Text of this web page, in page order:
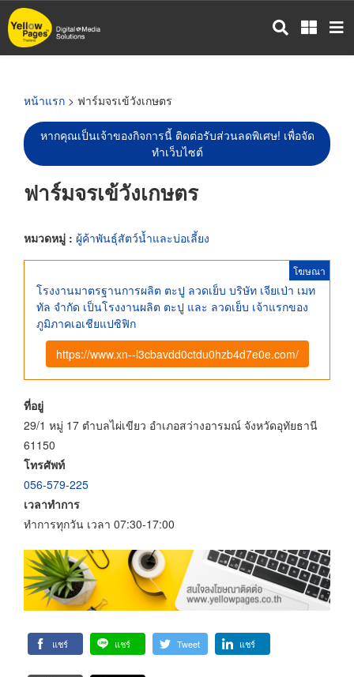
ข้าม
ไป
หน้าแรก > ฟาร์มจรเข้วังเกษตร
หากคุณเป็นเจ้าของกิจการนี้ ติดต่อรับส่วนลดพิเศษ! เพื่อจัด
ทำเว็บไซต์
ฟาร์มจรเข้วังเกษตร
หมวดหมู่ : ผู้ค้าพันธุ์สัตว์น้ำและบ่อเลี้ยง
โฆษณา
โรงงานมาตรฐานการผลิต ตะปู ลวดเย็บ บริษัท เจียเป่า เมท
ทัล จำกัด เป็นโรงงานผลิต ตะปู และ ลวดเย็บ เจ้าแรกของ
ภูมิภาคเอเชียแปซิฟิก
https://www.xn--l3cbavdd0ctdu0hzb4d7e0e.com/
ที่อยู่
29/1 หมู่ 17 ตำบลไผ่เขียว อำเภอสว่างอารมณ์ จังหวัดอุทัยธานี
61150
โทรศัพท์
056-579-225
เวลาทำการ
ทำการทุกวัน เวลา 07:30-17:00
แชร์ แชร์ Tweet แชร์